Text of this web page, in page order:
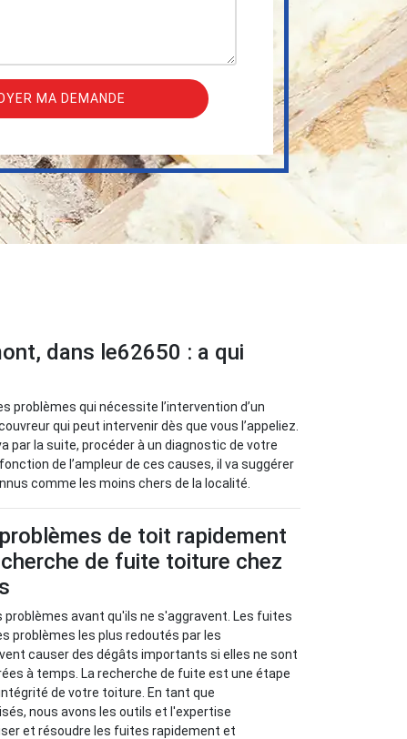
dans le62650 : a qui
problèmes qui nécessite l’intervention d’un
qui peut intervenir dès que vous l’appeliez.
par la suite, procéder à un diagnostic de votre
de l’ampleur de ces causes, il va suggérer
comme les moins chers de la localité.
de toit rapidement
de fuite toiture chez
problèmes avant qu'ils ne s'aggravent. Les fuites
problèmes les plus redoutés par les
causer des dégâts importants si elles ne sont
à temps. La recherche de fuite est une étape
de votre toiture. En tant que
nous avons les outils et l'expertise
et résoudre les fuites rapidement et